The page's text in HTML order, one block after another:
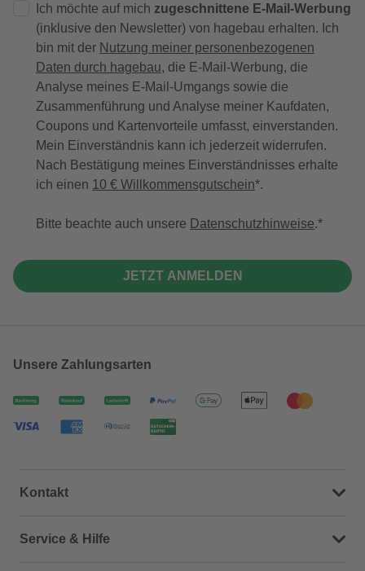
Ich möchte auf mich zugeschnittene E-Mail-Werbung
(inklusive den Newsletter) von hagebau erhalten. Ich
bin mit der Nutzung meiner personenbezogenen
Daten durch hagebau, die E-Mail-Werbung, die
Analyse meines E-Mail-Umgangs sowie die
Zusammenführung und Analyse meiner Kaufdaten,
Coupons und Kartenvorteile umfasst, einverstanden.
Mein Einverständnis kann ich jederzeit widerrufen.
Nach Bestätigung meines Einverständnisses erhalte
ich einen 10 € Willkommensgutschein*.
Bitte beachte auch unsere Datenschutzhinweise.
JETZT ANMELDEN
Unsere Zahlungsarten
Kontakt
Dein Kontakt zu uns
Service & Hilfe